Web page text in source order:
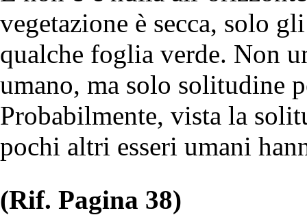
vegetazione è secca, solo
qualche foglia verde. Non
umano, ma solo solitudine
Probabilmente, vista la
pochi altri esseri umani
(Rif. Pagina 38)